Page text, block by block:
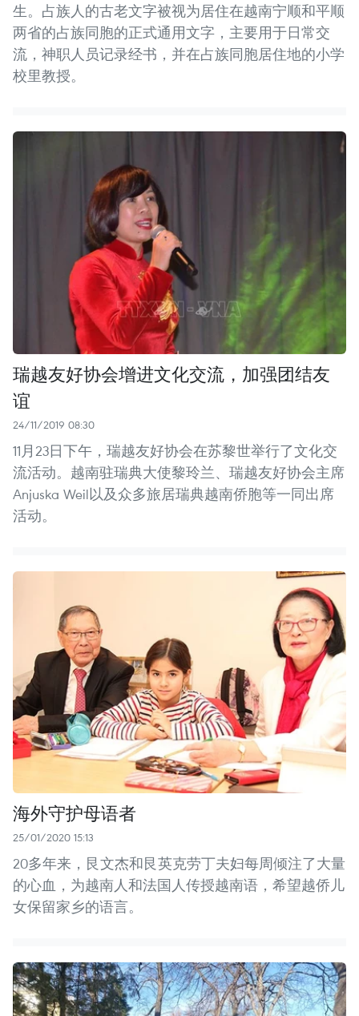
生。占族人的古老文字被视为居住在越南宁顺和平顺
两省的占族同胞的正式通用文字，主要用于日常交
流，神职人员记录经书，并在占族同胞居住地的小学
校里教授。
瑞越友好协会增进文化交流，加强团结友
谊
24/11/2019 08:30
11月23日下午，瑞越友好协会在苏黎世举行了文化交
流活动。越南驻瑞典大使黎玲兰、瑞越友好协会主席
Anjuska Weil以及众多旅居瑞典越南侨胞等一同出席
活动。
海外守护母语者
25/01/2020 15:13
20多年来，艮文杰和艮英克劳丁夫妇每周倾注了大量
的心血，为越南人和法国人传授越南语，希望越侨儿
女保留家乡的语言。